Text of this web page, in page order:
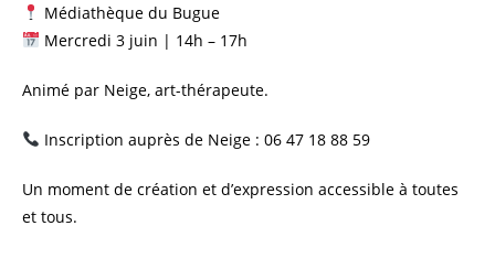
Médiathèque du Bugue
Mercredi 3 juin | 14h – 17h
Animé par Neige, art-thérapeute.
Inscription auprès de Neige : 06 47 18 88 59
Un moment de création et d’expression accessible à toutes
et tous.